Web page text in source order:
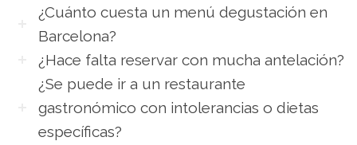
¿Cuánto cuesta un menú degustación en
Barcelona?
¿Hace falta reservar con mucha antelación?
¿Se puede ir a un restaurante
gastronómico con intolerancias o dietas
específicas?